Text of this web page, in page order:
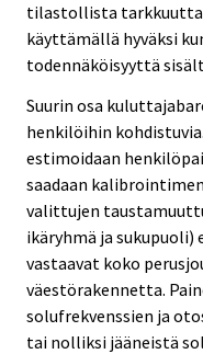
tilastollista
käyttämällä hyväksi
todennäköisyyttä
Suurin osa
henkilöihin
estimoidaan
saadaan
valittujen
ikäryhmä ja
vastaavat koko
väestörakennetta.
solufrekvenssien ja
tai nolliksi jääneistä